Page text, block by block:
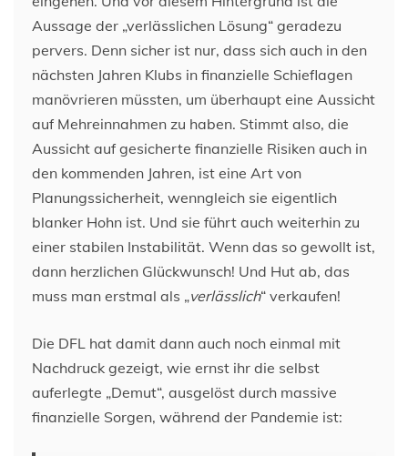
Aussage der „verlässlichen Lösung“ geradezu
pervers. Denn sicher ist nur, dass sich auch in den
nächsten Jahren Klubs in finanzielle Schieflagen
manövrieren müssten, um überhaupt eine Aussicht
auf Mehreinnahmen zu haben. Stimmt also, die
Aussicht auf gesicherte finanzielle Risiken auch in
den kommenden Jahren, ist eine Art von
Planungssicherheit, wenngleich sie eigentlich
blanker Hohn ist. Und sie führt auch weiterhin zu
einer stabilen Instabilität. Wenn das so gewollt ist,
dann herzlichen Glückwunsch! Und Hut ab, das
muss man erstmal als „verlässlich“ verkaufen!
Die DFL hat damit dann auch noch einmal mit
Nachdruck gezeigt, wie ernst ihr die selbst
auferlegte „Demut“, ausgelöst durch massive
finanzielle Sorgen, während der Pandemie ist: